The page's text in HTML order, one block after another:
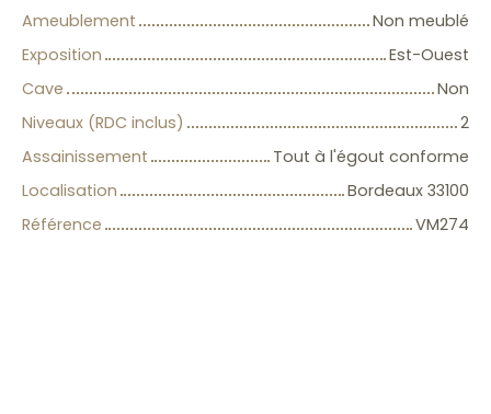
Ameublement
Non meublé
Exposition
Est-Ouest
Cave
Non
Niveaux (RDC inclus)
2
Assainissement
Tout à l'égout conforme
Localisation
Bordeaux 33100
Référence
VM274